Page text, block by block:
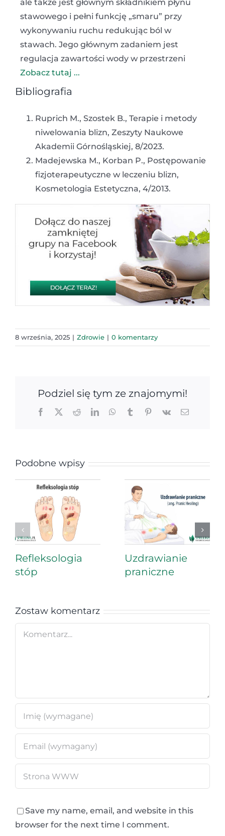
ale także jest głównym składnikiem płynu
stawowego i pełni funkcję „smaru” przy
wykonywaniu ruchu redukując ból w
stawach. Jego głównym zadaniem jest
regulacja zawartości wody w przestrzeni
Zobacz tutaj ...
Bibliografia
Ruprich M., Szostek B., Terapie i metody
niwelowania blizn, Zeszyty Naukowe
Akademii Górnośląskiej, 8/2023.
Madejewska M., Korban P., Postępowanie
fizjoterapeutyczne w leczeniu blizn,
Kosmetologia Estetyczna, 4/2013.
8 września, 2025 | Zdrowie | 0 komentarzy
Podziel się tym ze znajomymi!
Facebook
X RedditLinkedInWhatsApp
TumblrPinterest
Vk Email
Podobne wpisy
Refleksologia
stóp
Uzdrawianie
praniczne
Zostaw komentarz
Comment
Save my name, email, and website in this
browser for the next time I comment.